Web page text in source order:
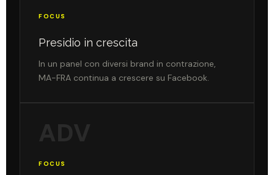
FOCUS
Presidio in crescita
In un panel con diversi brand in contrazione,
MA-FRA continua a crescere su Facebook.
FOCUS